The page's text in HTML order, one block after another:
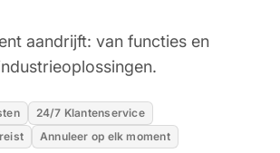
aandrijft: van functies en
24/7 Klantenservice
Annuleer op elk moment